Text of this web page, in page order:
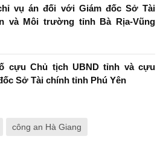
vụ án đối với Giám đốc Sở Tài
và Môi trường tỉnh Bà Rịa-Vũng
cựu Chủ tịch UBND tỉnh và cựu
Sở Tài chính tỉnh Phú Yên
công an Hà Giang